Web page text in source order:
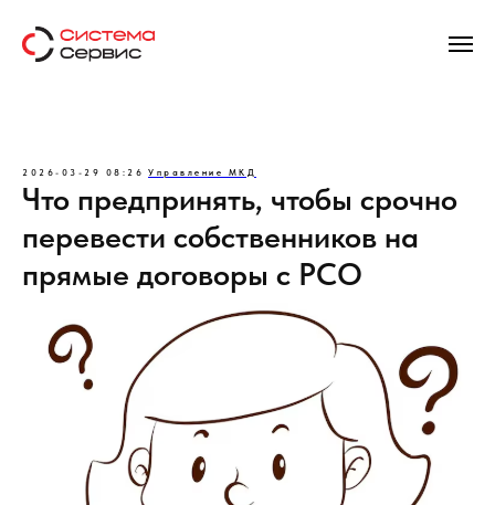
2026-03-29 08:26 Управление МКД
Что предпринять, чтобы срочно
перевести собственников на
прямые договоры с РСО